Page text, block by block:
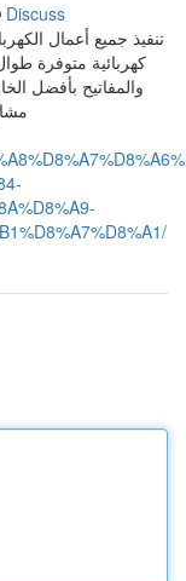
Discuss
تنفيذ جميع أعمال
كهربائية متوفرة
والمفاتيح بأفضل